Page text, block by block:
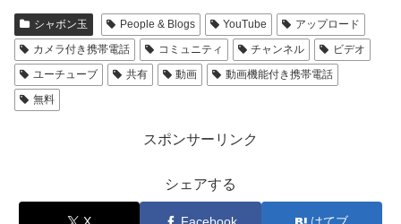
シャボン玉 People & Blogs YouTube
アップロード
カメラ付き携帯電話
コミュニティ チャンネル
ビデオ
ユーチューブ
共有 動画
動画機能付き携帯電話
無料
スポンサーリンク
シェアする